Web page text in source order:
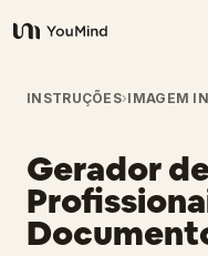
YouMind
Visão geral
Casos de uso
Habilidades
INSTRUÇÕES›IMAGEM
Gerador